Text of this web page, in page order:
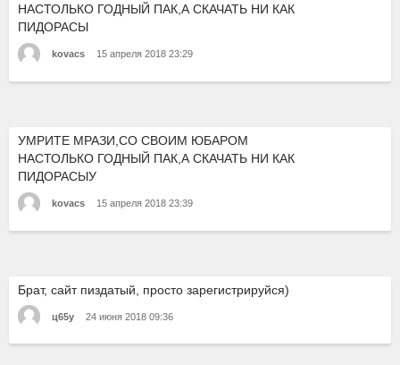
НАСТОЛЬКО ГОДНЫЙ ПАК,А СКАЧАТЬ НИ КАК
ПИДОРАСЫ
kovacs 15 апреля 2018 23:29
УМРИТЕ МРАЗИ,СО СВОИМ ЮБАРОМ
НАСТОЛЬКО ГОДНЫЙ ПАК,А СКАЧАТЬ НИ КАК
ПИДОРАСЫУ
kovacs 15 апреля 2018 23:39
Брат, сайт пиздатый, просто зарегистрируйся)
ц65у 24 июня 2018 09:36